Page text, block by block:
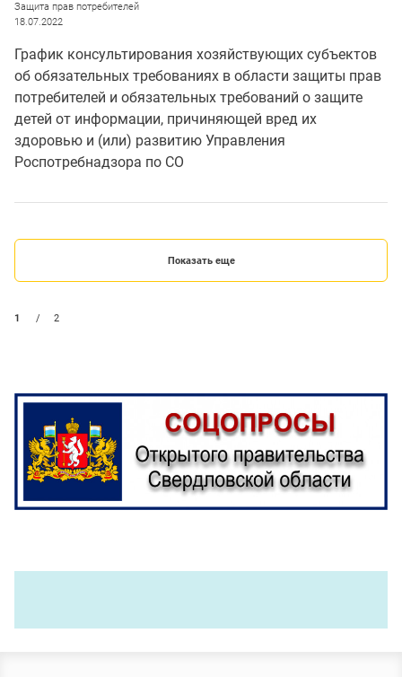
Защита прав потребителей
18.07.2022
График консультирования хозяйствующих субъектов
об обязательных требованиях в области защиты прав
потребителей и обязательных требований о защите
детей от информации, причиняющей вред их
здоровью и (или) развитию Управления
Роспотребнадзора по СО
Показать еще
1 / 2